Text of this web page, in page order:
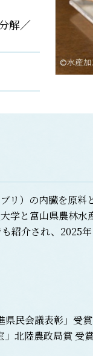
解／
リ）の内臓を原
学と富山県農林
紹介され、2025
県民会議表彰」受賞
北陸農政局賞 受